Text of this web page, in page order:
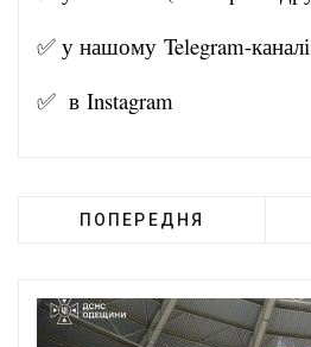
✅ у нашому Telegram-каналі
✅ в Instagram
ПОПЕРЕДНЯ